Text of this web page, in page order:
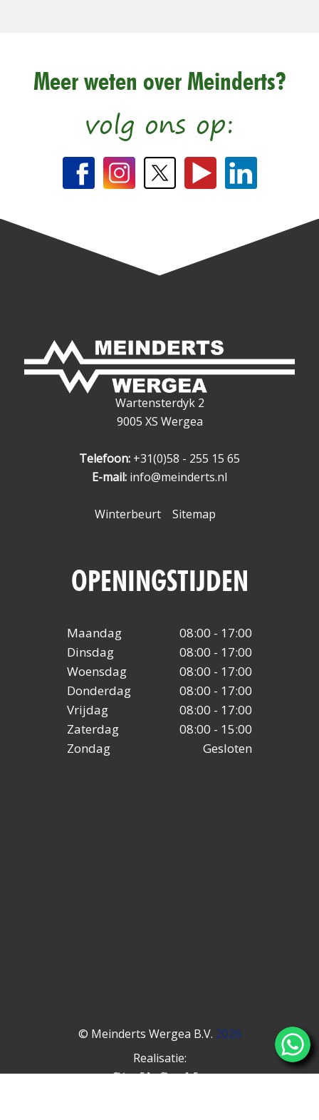
Meer weten over Meinderts?
volg ons op:
Wartensterdyk 2
9005 XS Wergea
Telefoon: +31(0)58 - 255 15 65
E-mail: info@meinderts.nl
Winterbeurt Sitemap
OPENINGSTIJDEN
Maandag
08:00 - 17:00
Dinsdag
08:00 - 17:00
Woensdag
08:00 - 17:00
Donderdag
08:00 - 17:00
Vrijdag
08:00 - 17:00
Zaterdag
08:00 - 15:00
Zondag
Gesloten
© Meinderts Wergea B.V. 2026
Realisatie: